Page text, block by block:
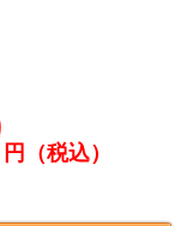
円（税込）